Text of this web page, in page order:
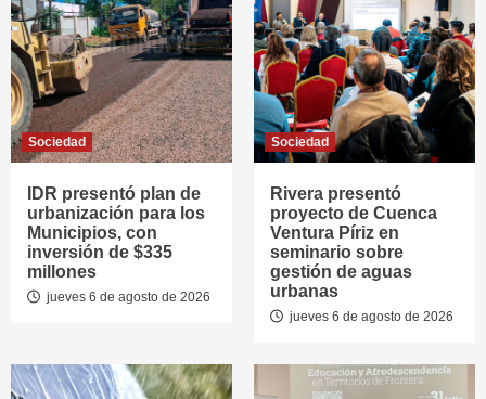
Sociedad
IDR presentó plan de
urbanización para los
Municipios, con
inversión de $335
millones
jueves 6 de agosto de 2026
Sociedad
Rivera presentó
proyecto de Cuenca
Ventura Píriz en
seminario sobre
gestión de aguas
urbanas
jueves 6 de agosto de 2026